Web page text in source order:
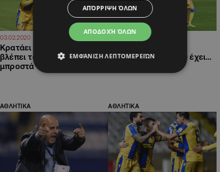
03.02.2020
Κρατάει μόνο την νίκη και
βλέπει το «βουνό»
μπροστά του…
09:48
ενισχύθηκε εκεί που έχει…
ΑΘΛΗΤΙΚΑ ΑΘΛΗΤΙΚΑ
ΑΠΟΔΟΧΉ ΌΛΩΝ
ΑΠΌΡΡΙΨΗ ΌΛΩΝ
ΕΜΦΆΝΙΣΗ ΛΕΠΤΟΜΕΡΕΙΏΝ